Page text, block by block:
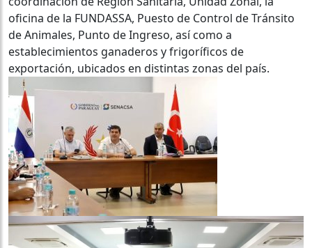
oficina de la FUNDASSA, Puesto de Control de Tránsito
de Animales, Punto de Ingreso, así como a
establecimientos ganaderos y frigoríficos de
exportación, ubicados en distintas zonas del país.